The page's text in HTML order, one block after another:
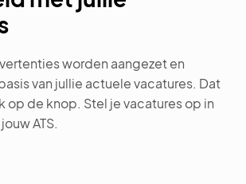
worden aangezet en
van jullie actuele vacatures. Dat
op de knop. Stel je vacatures op in
ATS.